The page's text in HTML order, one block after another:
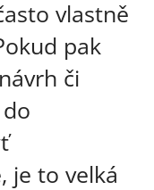
vlastně
pak
či
je to velká